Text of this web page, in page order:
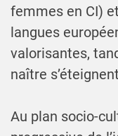
femmes en CI)
langues
valorisantes,
naître
Au plan socio-